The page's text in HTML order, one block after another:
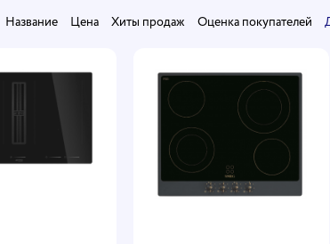
Название Цена Хиты продаж Оценка покупателей